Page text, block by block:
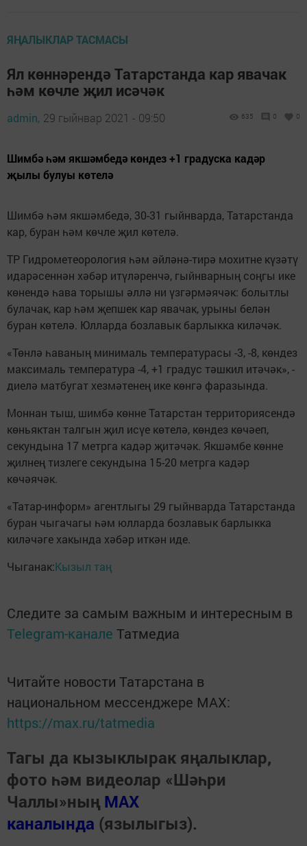
ЯҢАЛЫКЛАР ТАСМАСЫ
Ял көннәрендә Татарстанда кар явачак
һәм көчле җил исәчәк
admin, 29 гыйнвар 2021 - 09:50 635 0 0
Шимбә һәм якшәмбедә көндез +1 градуска кадәр
җылы булуы көтелә
Шимбә һәм якшәмбедә, 30-31 гыйнварда, Татарстанда
кар, буран һәм көчле җил көтелә.
ТР Гидрометеорология һәм әйләнә-тирә мохитне күзәтү
идарәсеннән хәбәр итүләренчә, гыйнварның соңгы ике
көнендә һава торышы әллә ни үзгәрмәячәк: болытлы
булачак, кар һәм җепшек кар явачак, урыны белән
буран көтелә. Юлларда бозлавык барлыкка киләчәк.
«Төнлә һаваның минималь температурасы -3, -8, көндез
максималь температура -4, +1 градус тәшкил итәчәк», -
диелә матбугат хезмәтенең ике көнгә фаразында.
Моннан тыш, шимбә көнне Татарстан территориясендә
көньяктан талгын җил исүе көтелә, көндез көчәеп,
секундына 17 метрга кадәр җитәчәк. Якшәмбе көнне
җилнең тизлеге секундына 15-20 метрга кадәр
көчәячәк.
«Татар-информ» агентлыгы 29 гыйнварда Татарстанда
буран чыгачагы һәм юлларда бозлавык барлыкка
киләчәге хакында хәбәр иткән иде.
Чыганак:Кызыл таң
Следите за самым важным и интересным в
Telegram-канале Татмедиа
Читайте новости Татарстана в
национальном мессенджере MАХ:
https://max.ru/tatmedia
Тагы да кызыклырак яңалыклар,
фото һәм видеолар «Шәһри
Чаллы»ның MAX
каналында (язылыгыз).